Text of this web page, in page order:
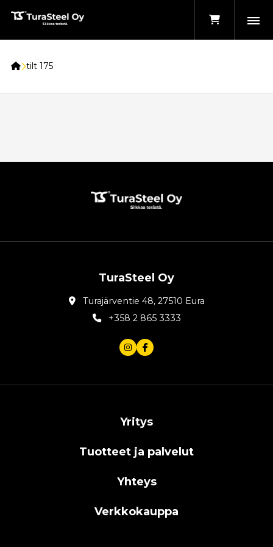
Etusivu
tilt 175
TuraSteel Oy
Turajärventie 48, 27510 Eura
+358 2 865 3333
Yritys
Tuotteet ja palvelut
Yhteys
Verkkokauppa